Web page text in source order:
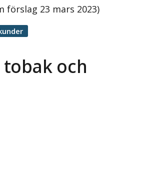
23 mars 2023)
och